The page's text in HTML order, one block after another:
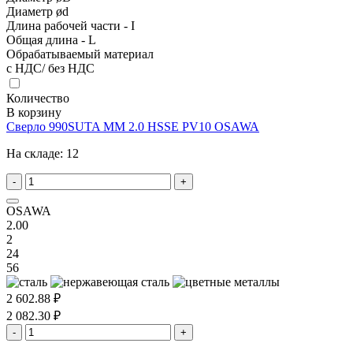
Диаметр ød
Длина рабочей части - I
Общая длина - L
Обрабатываемый материал
с НДС/ без НДС
Количество
В корзину
Сверло 990SUTA MM 2.0 HSSE PV10 OSAWA
На складе: 12
- +
OSAWA
2.00
2
24
56
2 602.88 ₽
2 082.30 ₽
- +